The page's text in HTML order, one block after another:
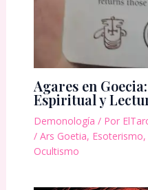
Agares en
Espiritual y
Demonología / Por
/ Ars Goetia, Esoterismo,
Ocultismo